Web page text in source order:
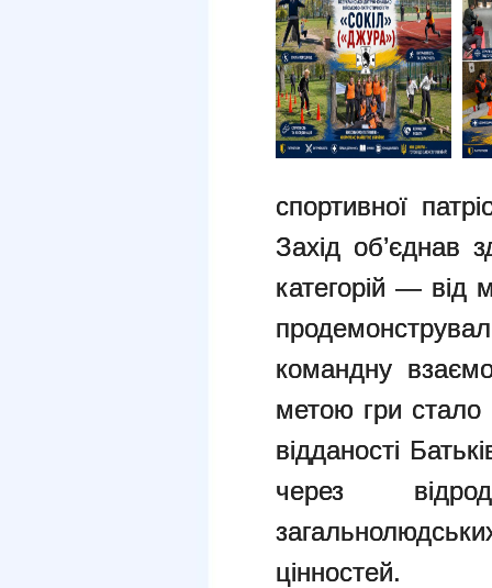
спортивної
Захід об’єднав
категорій — від
командну
метою гри стало
відданості
через
цінностей.